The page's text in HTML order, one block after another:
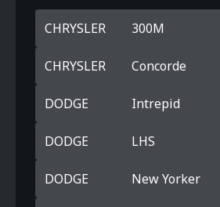
CHRYSLER 300M
CHRYSLER Concorde
DODGE Intrepid
DODGE LHS
DODGE New Yorker